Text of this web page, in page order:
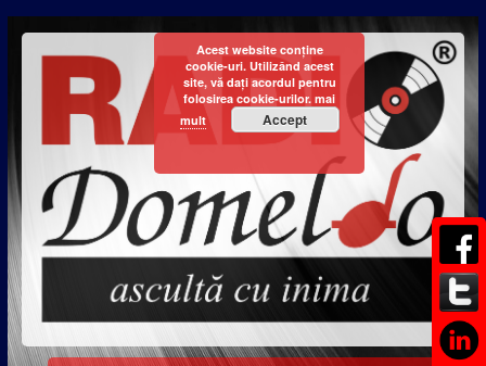
Acest website conține
cookie-uri. Utilizând acest
site, vă dați acordul pentru
folosirea cookie-urilor. mai
mult
Accept